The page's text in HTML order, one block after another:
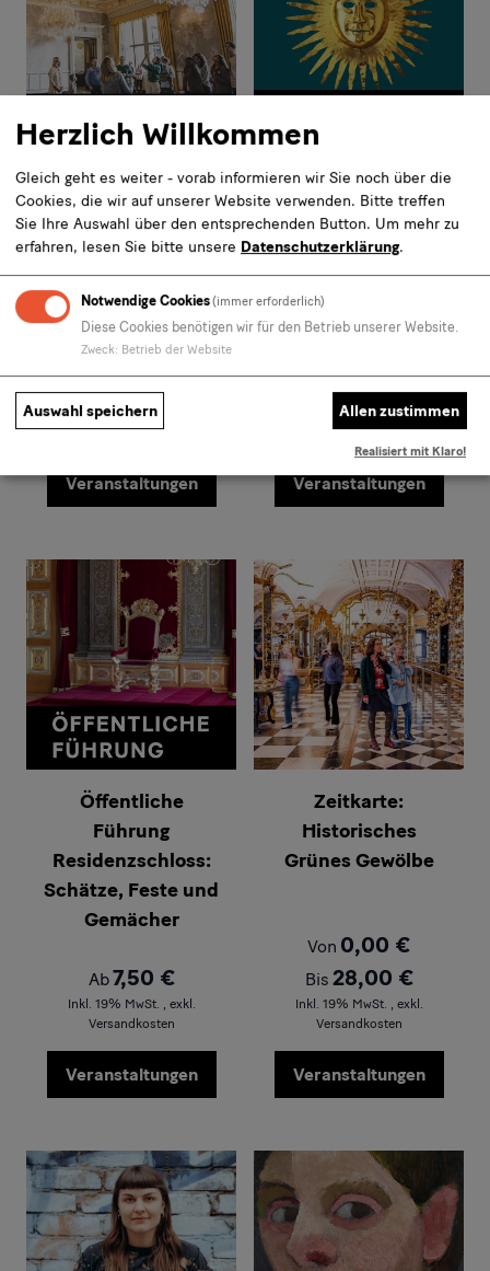
Öffentliche
Führung
Residenzschloss:
Von der
Renaissance bis
zur Gegenwart
Ab7,50 €
Inkl. 19% MwSt.
Versandkosten
Veranstaltungen
Öffentliche
Führung
Residenzschloss:
Masken und
Kronen – Die
Festetage
Ab7,50 €
Inkl. 19% MwSt., exkl.
Versandkosten
Veranstaltungen
Öffentliche
Führung
Residenzschloss:
Schätze, Feste und
Gemächer
Ab7,50 €
Inkl. 19% MwSt. , exkl.
Versandkosten
Veranstaltungen
Zeitkarte:
Historisches
Grünes Gewölbe
Von 0,00 €
Bis 28,00 €
Inkl. 19% MwSt. , exkl.
Versandkosten
Veranstaltungen
Herzlich Willkommen
Gleich geht es weiter - vorab informieren wir Sie noch über die
Cookies, die wir auf unserer Website verwenden. Bitte treffen
Sie Ihre Auswahl über den entsprechenden Button. Um mehr zu
erfahren, lesen Sie bitte unsere Datenschutzerklärung.
Notwendige Cookies(immer erforderlich)
Diese Cookies benötigen wir für den Betrieb unserer Website.
Zweck: Betrieb der Website
Auswahl speichern Allen zustimmen
Realisiert mit Klaro!